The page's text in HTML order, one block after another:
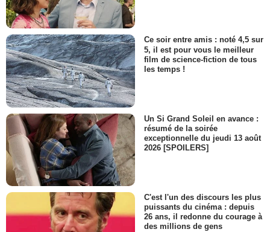
Ce soir entre amis : noté 4,5 sur
5, il est pour vous le meilleur
film de science-fiction de tous
les temps !
Un Si Grand Soleil en avance :
résumé de la soirée
exceptionnelle du jeudi 13 août
2026 [SPOILERS]
C'est l'un des discours les plus
puissants du cinéma : depuis
26 ans, il redonne du courage à
des millions de gens